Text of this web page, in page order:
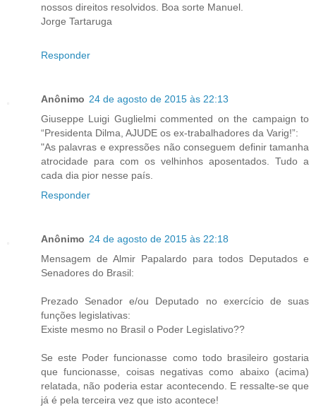
nossos direitos resolvidos. Boa sorte Manuel.
Jorge Tartaruga
Responder
Anônimo 24 de agosto de 2015 às 22:13
Giuseppe Luigi Guglielmi commented on the campaign to
“Presidenta Dilma, AJUDE os ex-trabalhadores da Varig!”:
"As palavras e expressões não conseguem definir tamanha
atrocidade para com os velhinhos aposentados. Tudo a
cada dia pior nesse país.
Responder
Anônimo 24 de agosto de 2015 às 22:18
Mensagem de Almir Papalardo para todos Deputados e
Senadores do Brasil:
Prezado Senador e/ou Deputado no exercício de suas
funções legislativas:
Existe mesmo no Brasil o Poder Legislativo??
Se este Poder funcionasse como todo brasileiro gostaria
que funcionasse, coisas negativas como abaixo (acima)
relatada, não poderia estar acontecendo. E ressalte-se que
já é pela terceira vez que isto acontece!